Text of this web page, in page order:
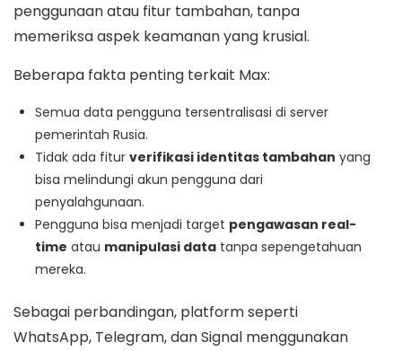
penggunaan atau fitur tambahan, tanpa
memeriksa aspek keamanan yang krusial.
Beberapa fakta penting terkait Max:
Semua data pengguna tersentralisasi di server
pemerintah Rusia.
Tidak ada fitur verifikasi identitas tambahan yang
bisa melindungi akun pengguna dari
penyalahgunaan.
Pengguna bisa menjadi target pengawasan real-
time atau manipulasi data tanpa sepengetahuan
mereka.
Sebagai perbandingan, platform seperti
WhatsApp, Telegram, dan Signal menggunakan